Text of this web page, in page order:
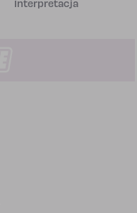
Interpretacja